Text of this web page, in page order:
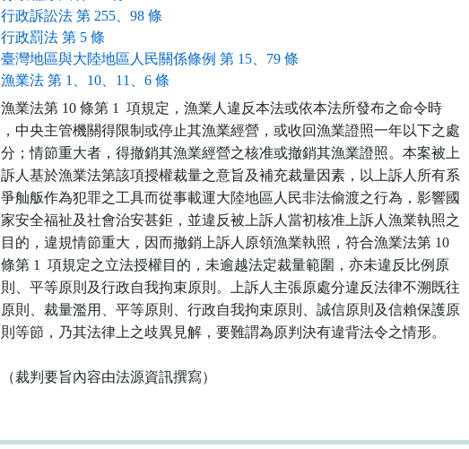
行政訴訟法 第 255、98 條
行政罰法 第 5 條
臺灣地區與大陸地區人民關係條例 第 15、79 條
漁業法 第 1、10、11、6 條
漁業法第 10 條第 1  項規定，漁業人違反本法或依本法所發布之命令時
，中央主管機關得限制或停止其漁業經營，或收回漁業證照一年以下之處
分；情節重大者，得撤銷其漁業經營之核准或撤銷其漁業證照。本案被上
訴人基於漁業法第該項授權裁量之意旨及補充裁量因素，以上訴人所有系
爭舢舨作為犯罪之工具而從事載運大陸地區人民非法偷渡之行為，影響國
家安全福祉及社會治安甚鉅，並違反被上訴人當初核准上訴人漁業執照之
目的，違規情節重大，因而撤銷上訴人原領漁業執照，符合漁業法第 10
條第 1  項規定之立法授權目的，未逾越法定裁量範圍，亦未違反比例原
則、平等原則及行政自我拘束原則。上訴人主張原處分違反法律不溯既往
原則、裁量濫用、平等原則、行政自我拘束原則、誠信原則及信賴保護原
則等節，乃其法律上之歧異見解，要難謂為原判決有違背法令之情形。
（裁判要旨內容由法源資訊撰寫）